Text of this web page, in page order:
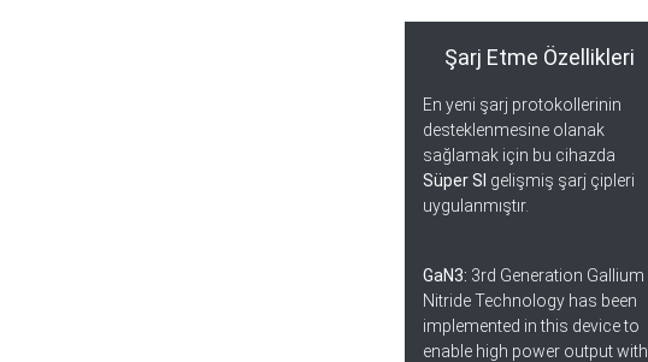
Şarj Etme Özellikleri
En yeni şarj protokollerinin
desteklenmesine olanak
sağlamak için bu cihazda
Süper SI gelişmiş şarj çipleri
uygulanmıştır.
GaN3: 3rd Generation Gallium
Nitride Technology has been
implemented in this device to
enable high power output with